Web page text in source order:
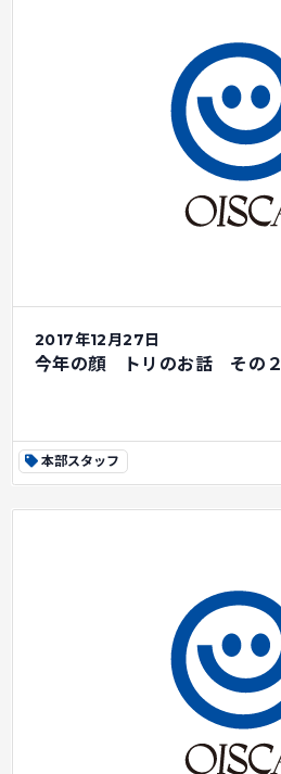
2017年12月27日
今年の顔 トリのお話 その２
本部スタッフ